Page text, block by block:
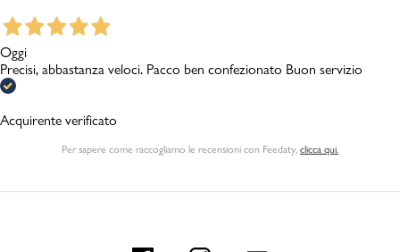
Oggi
Precisi, abbastanza veloci. Pacco ben confezionato Buon servizio
Acquirente verificato
Per sapere come raccogliamo le recensioni con Feedaty clicca qui.